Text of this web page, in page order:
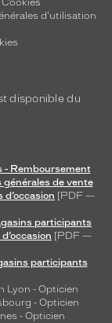
d'utilisation
disponible du
- Remboursement
générales de vente
[PDF —
participants
[PDF —
participants
Lyon - Opticien
- Opticien
- Opticien